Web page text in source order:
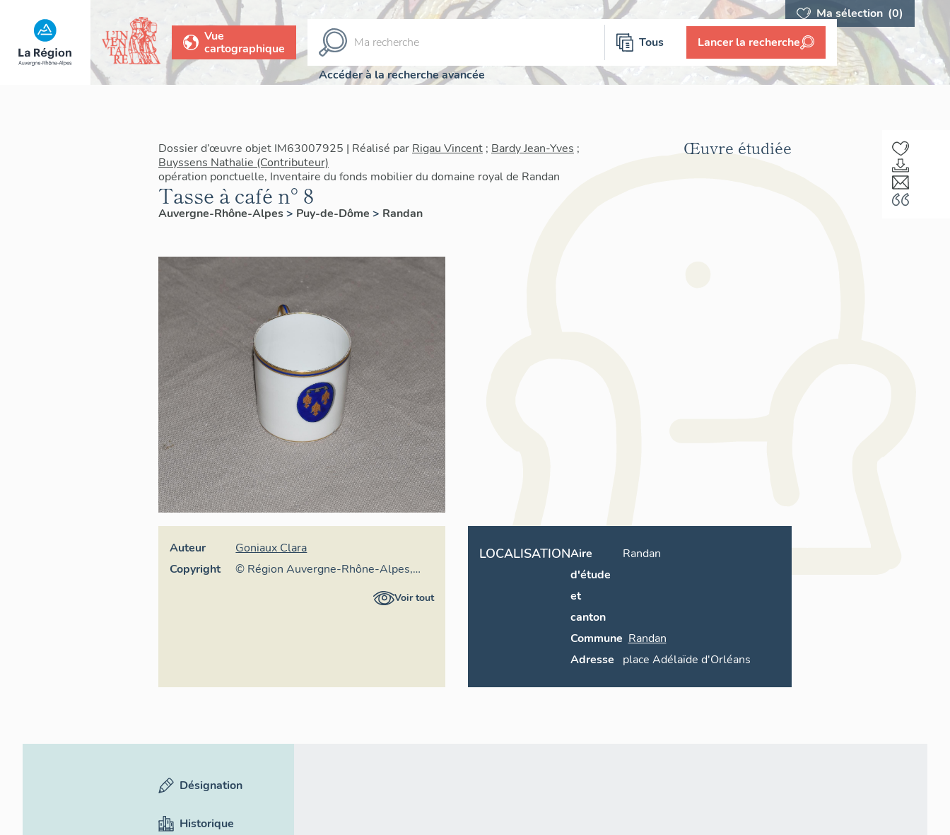
Ma sélection (0)
Vue
cartographique
Tous Lancer la recherche
Accéder à la recherche avancée
Dossier d’œuvre objet IM63007925 | Réalisé par Rigau Vincent ; Bardy Jean-Yves ;
Buyssens Nathalie (Contributeur)
opération ponctuelle, Inventaire du fonds mobilier du domaine royal de Randan
Tasse à café n° 8
Auvergne-Rhône-Alpes> Puy-de-Dôme > Randan
Œuvre étudiée
Auteur
Goniaux Clara
Copyright
© Région Auvergne-Rhône-Alpes,
Inventaire général du patrimoineVoir tout
LOCALISATIONAire
d'étude
et
canton
Randan
Commune Randan
Adresse
place Adélaïde d'Orléans
Désignation
Historique